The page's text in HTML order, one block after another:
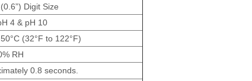
Digit Size
4 & pH 10
(32°F to 122°F)
RH
0.8 seconds.